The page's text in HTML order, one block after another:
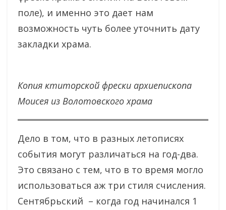
поле), и именно это дает нам
возможность чуть более уточнить дату
закладки храма.
Копия ктиторской фрески архиепископа
Моисея из Волотовского храма
Дело в том, что в разных летописях
события могут различаться на год-два.
Это связано с тем, что в то время могло
использоваться аж три стиля счисления.
Сентябрьский – когда год начинался 1